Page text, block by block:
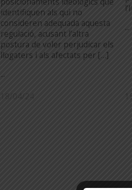
identifiquen als qui no
consideren adequada aquesta
regulació, acusant l’altra
postura de voler perjudicar els
llogaters i als afectats per […]
...
...
18/04/24